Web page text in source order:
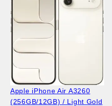
Apple iPhone Air A3260
(256GB/12GB) / Light Gold